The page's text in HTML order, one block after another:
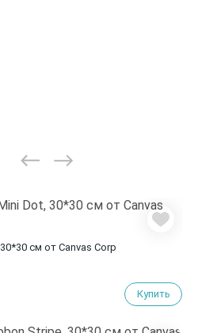
см от Canvas Corp
Купить